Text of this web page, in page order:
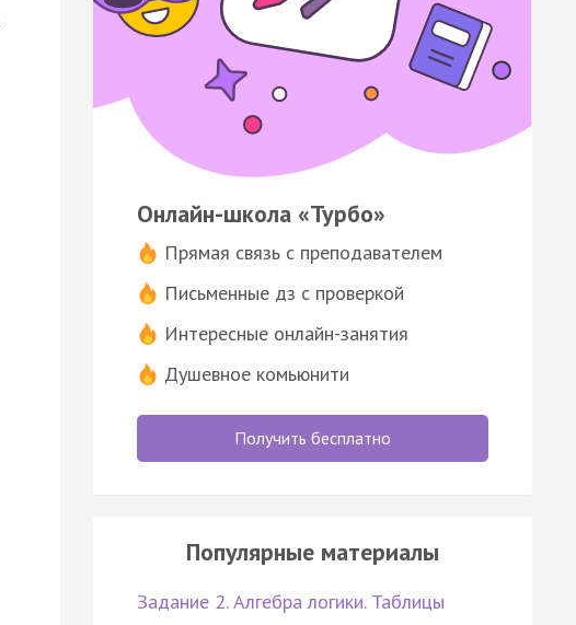
Онлайн-школа «Турбо»
Прямая связь с преподавателем
Письменные дз с проверкой
Интересные онлайн-занятия
Душевное комьюнити
Получить бесплатно
Популярные материалы
Задание 2. Алгебра логики. Таблицы